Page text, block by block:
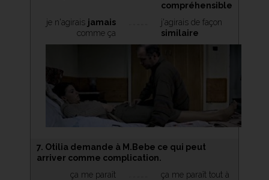
compréhensible
je n'agirais jamais
comme ça
j'agirais de façon
similaire
7. Otilia demande à M.Bebe ce qui peut
arriver comme complication.
ça me paraît
ça me paraît tout à